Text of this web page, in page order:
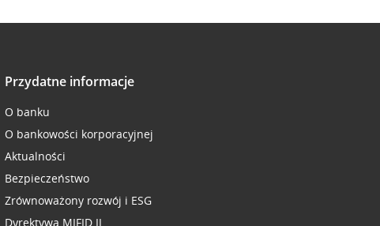
Przydatne informacje
O banku
O bankowości korporacyjnej
Aktualności
Bezpieczeństwo
Zrównoważony rozwój i ESG
Dyrektywa MIFID II